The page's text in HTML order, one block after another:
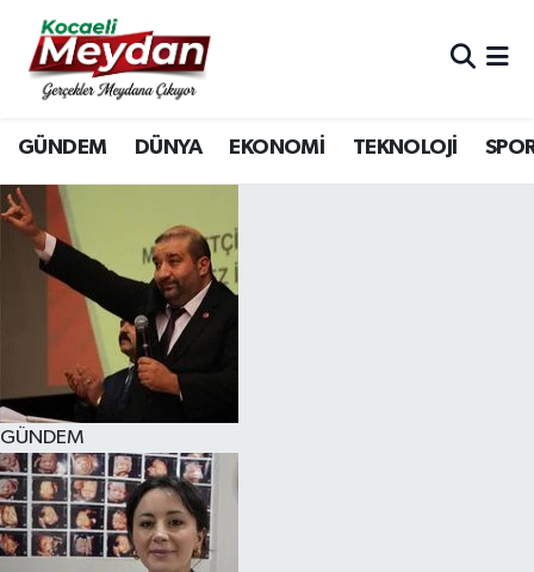
GÜNDEM DÜNYA EKONOMİ TEKNOLOJİ
GÜNDEM
Nöbetçi Eczaneler
Hava Durumu
Trafik Durumu
Süper Lig Puan Durumu ve Fikstür
Tüm Manşetler
Son Dakika Haberleri
Haber Arşivi